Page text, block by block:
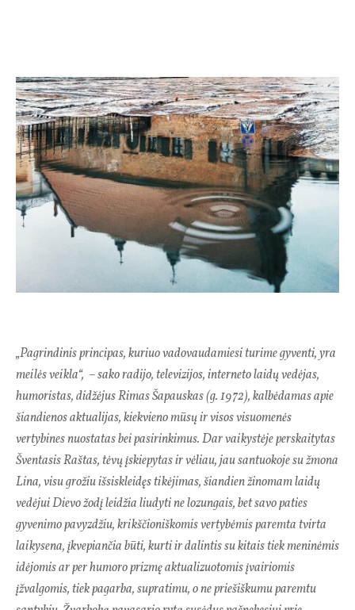
„Pagrindinis principas, kuriuo vadovaudamiesi turime gyventi, yra
meilės veikla“, – sako radijo, televizijos, interneto laidų vedėjas,
humoristas, didžėjus Rimas Šapauskas (g. 1972), kalbėdamas apie
šiandienos aktualijas, kiekvieno mūsų ir visos visuomenės
vertybines nuostatas bei pasirinkimus. Dar vaikystėje perskaitytas
Šventasis Raštas, tėvų įskiepytas ir vėliau, jau santuokoje su žmona
Lina, visu grožiu išsiskleidęs tikėjimas, šiandien žinomam laidų
vedėjui Dievo žodį leidžia liudyti ne lozungais, bet savo paties
gyvenimo pavyzdžiu, krikščioniškomis vertybėmis paremta tvirta
laikysena, įkvepiančia būti, kurti ir dalintis su kitais tiek meninėmis
idėjomis ar per humoro prizmę aktualizuotomis įvairiomis
įžvalgomis, tiek pagarba, supratimu, o ne priešiškumu paremtu